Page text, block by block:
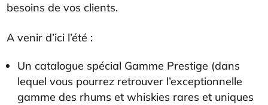
besoins de vos clients.
A venir d’ici l’été :
Un catalogue spécial Gamme Prestige (dans
lequel vous pourrez retrouver l’exceptionnelle
gamme des rhums et whiskies rares et uniques